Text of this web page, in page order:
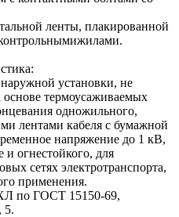
ленты, плакированной
установки, не
термоусаживаемых
одножильного,
лентами кабеля с бумажной
напряжение до 1 кВ,
и огнестойкого, для
сетях электротранспорта,
применения.
по ГОСТ 15150-69,
5.